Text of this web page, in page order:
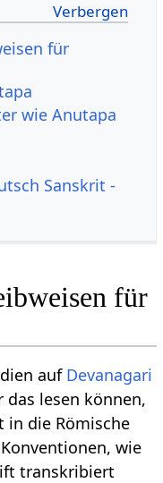
für
wie Anutapa
Sanskrit -
für
auf Devanagari
das lesen können,
in die Römische
wie
transkribiert